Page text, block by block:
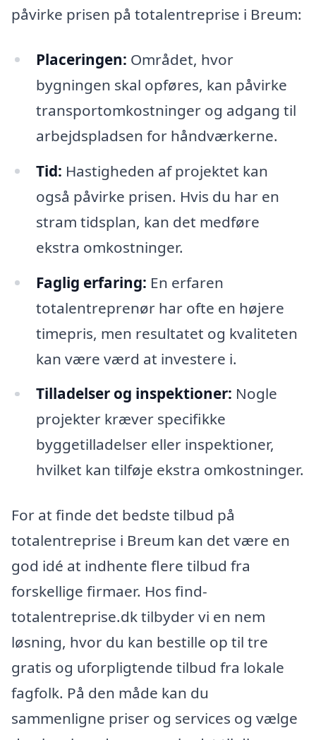
påvirke prisen på totalentreprise i Breum:
Placeringen: Området, hvor
bygningen skal opføres, kan påvirke
transportomkostninger og adgang til
arbejdspladsen for håndværkerne.
Tid: Hastigheden af projektet kan
også påvirke prisen. Hvis du har en
stram tidsplan, kan det medføre
ekstra omkostninger.
Faglig erfaring: En erfaren
totalentreprenør har ofte en højere
timepris, men resultatet og kvaliteten
kan være værd at investere i.
Tilladelser og inspektioner: Nogle
projekter kræver specifikke
byggetilladelser eller inspektioner,
hvilket kan tilføje ekstra omkostninger.
For at finde det bedste tilbud på
totalentreprise i Breum kan det være en
god idé at indhente flere tilbud fra
forskellige firmaer. Hos find-
totalentreprise.dk tilbyder vi en nem
løsning, hvor du kan bestille op til tre
gratis og uforpligtende tilbud fra lokale
fagfolk. På den måde kan du
sammenligne priser og services og vælge